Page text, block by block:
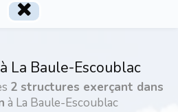
à La Baule-Escoublac
2 structures exerçant dans
à La Baule-Escoublac